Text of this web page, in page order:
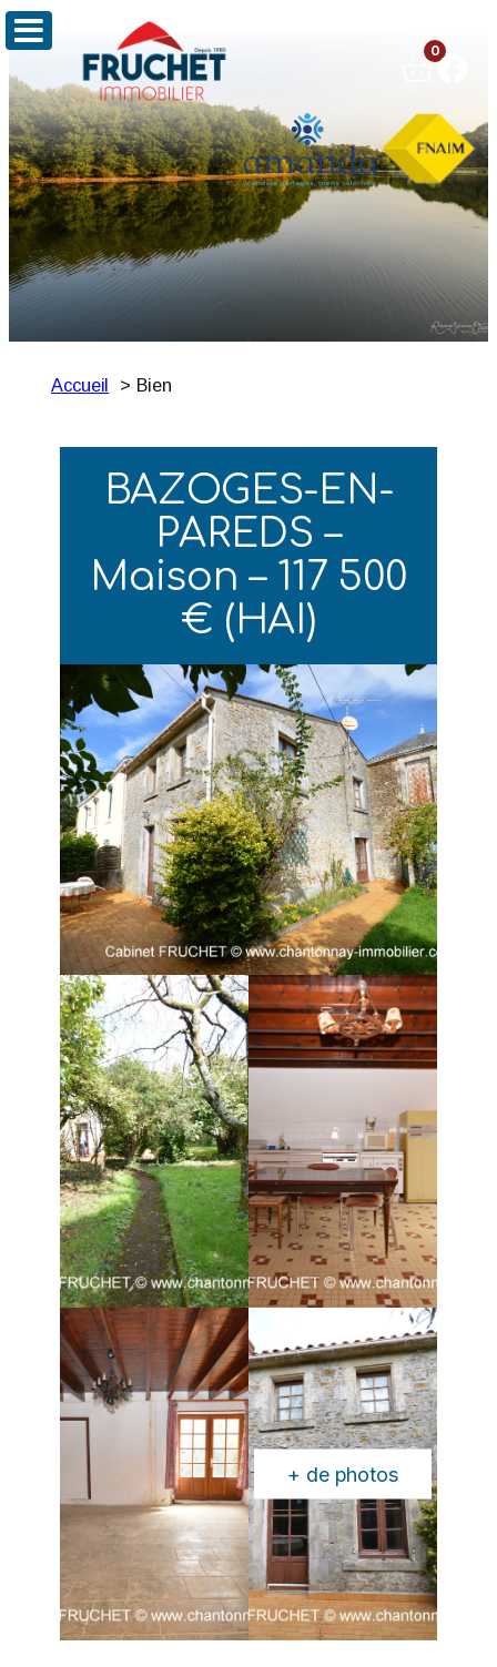
0
Accueil Bien
BAZOGES-EN-
PAREDS –
Maison – 117 500
€ (HAI)
+ de photos